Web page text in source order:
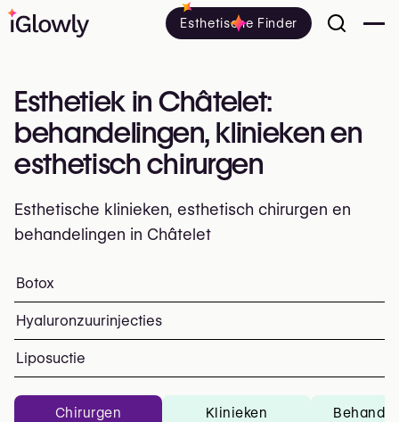
Esthetische Finder
Esthetiek in Châtelet:
behandelingen, klinieken en
esthetisch chirurgen
Esthetische klinieken, esthetisch chirurgen en
behandelingen in Châtelet
Alles over esthetiek in Châtelet: klinieken, esthetisch
Top ingrepen en
Botox
Hyaluronzuurinjecties
Liposuctie
Chirurgen Klinieken